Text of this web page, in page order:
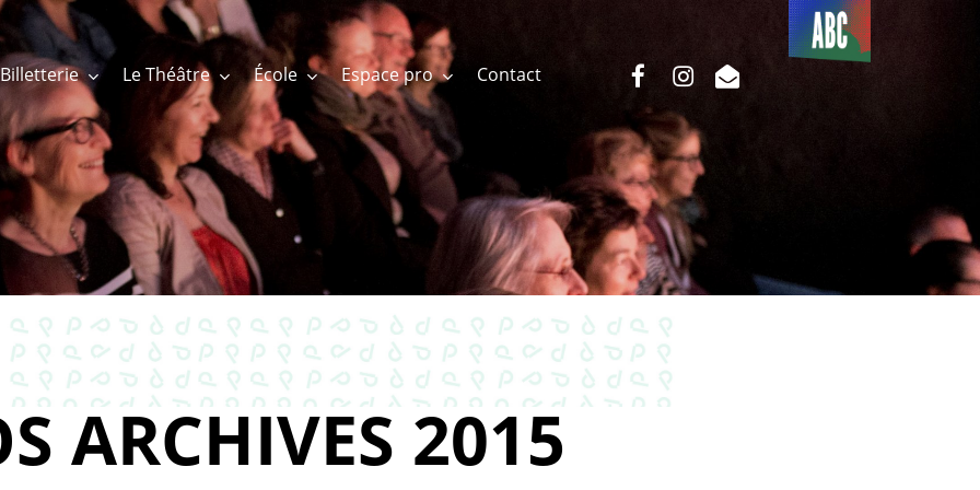
Billetterie Le Théâtre École Espace pro Contact
Du côté
de l’ABC
facebookinstagram
email
ARCHIVES 2015